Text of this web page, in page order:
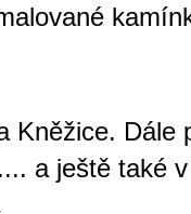
Dále
.... a ještě také